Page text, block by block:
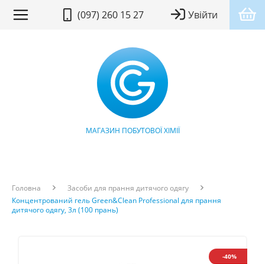
(097) 260 15 27 Увійти
МАГАЗИН ПОБУТОВОЇ ХІМІЇ
Головна
Засоби для прання дитячого одягу
Концентрований гель Green&Clean Professional для прання
дитячого одягу, 3л (100 прань)
-40%